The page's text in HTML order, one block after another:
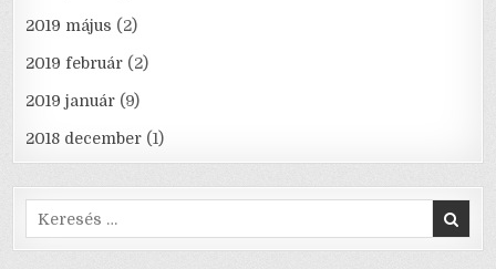
2019 május (2)
2019 február (2)
2019 január (9)
2018 december (1)
Search
for: